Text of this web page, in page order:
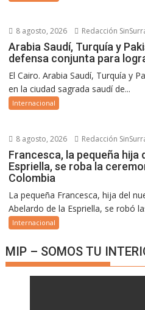
8 agosto, 2026 Redacción
Arabia Saudí, Turquía y
defensa conjunta para
El Cairo. Arabia Saudí, Turquía y
en la ciudad sagrada saudí de...
Internacional
8 agosto, 2026 Redacción
Francesca, la pequeña hija
Espriella, se roba la
Colombia
La pequeña Francesca, hija del
Abelardo de la Espriella, se robó
Internacional
MIP – SOMOS TU